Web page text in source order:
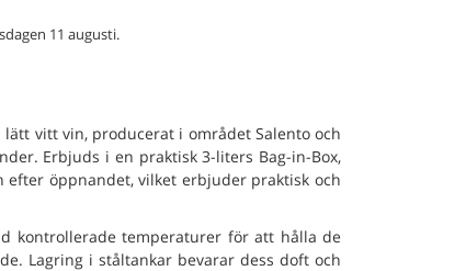
11 augusti.
vitt vin, producerat i området Salento och
Erbjuds i en praktisk 3-liters Bag-in-Box,
efter öppnandet, vilket erbjuder praktisk och
kontrollerade temperaturer för att hålla de
Lagring i ståltankar bevarar dess doft och